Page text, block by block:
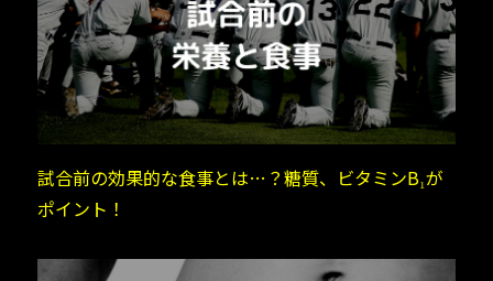
試合前の効果的な食事とは…？糖質、ビタミンB₁が
ポイント！